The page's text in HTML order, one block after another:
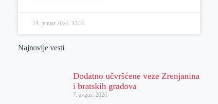
24. januar 2022. 13:35
Najnovije vesti
Dodatno učvršćene veze Zrenjanina
i bratskih gradova
7. avgust 2026.